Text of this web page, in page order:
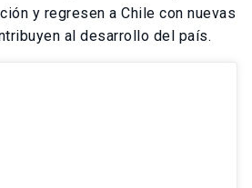
y regresen a Chile con nuevas
al desarrollo del país.